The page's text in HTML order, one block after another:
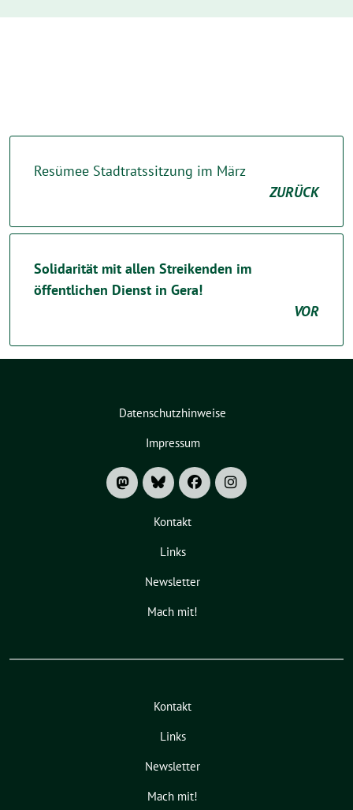
Resümee Stadtratssitzung im März
ZURÜCK
Solidarität mit allen Streikenden im
öffentlichen Dienst in Gera!
VOR
Datenschutzhinweise
Impressum
Kontakt
Links
Newsletter
Mach mit!
Kontakt
Links
Newsletter
Mach mit!